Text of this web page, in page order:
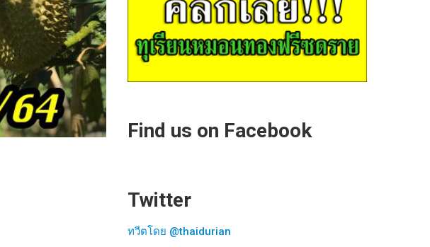
Find us on Facebook
Twitter
ทวีตโดย @thaidurian